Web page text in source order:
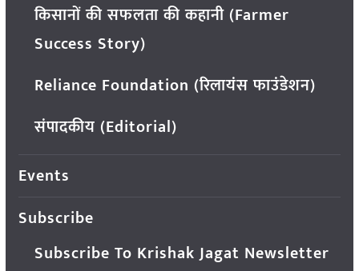
किसानों की सफलता की कहानी (Farmer
Success Story)
Reliance Foundation (रिलायंस फाउंडेशन)
संपादकीय (Editorial)
Events
Subscribe
Subscribe To Krishak Jagat Newsletter